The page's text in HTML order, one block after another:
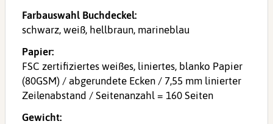
Farbauswahl Buchdeckel:
schwarz, weiß, hellbraun, marineblau
Papier:
FSC zertifiziertes weißes, liniertes, blanko Papier
(80GSM) / abgerundete Ecken / 7,55 mm linierter
Zeilenabstand / Seitenanzahl = 160 Seiten
Gewicht: